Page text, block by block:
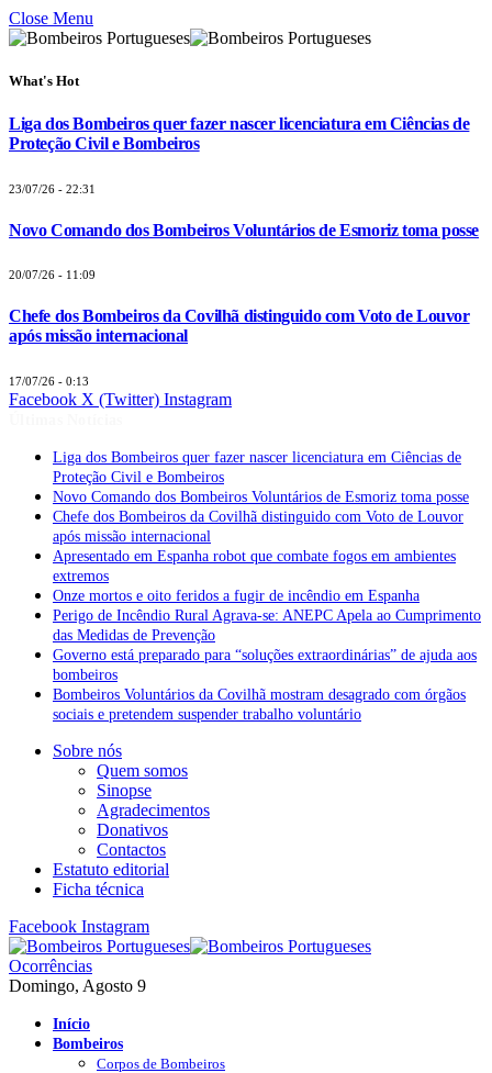
Close Menu
What's Hot
Liga dos Bombeiros quer fazer nascer licenciatura em Ciências de
Proteção Civil e Bombeiros
23/07/26 - 22:31
Novo Comando dos Bombeiros Voluntários de Esmoriz toma posse
20/07/26 - 11:09
Chefe dos Bombeiros da Covilhã distinguido com Voto de Louvor
após missão internacional
17/07/26 - 0:13
Facebook X (Twitter) Instagram
Liga dos Bombeiros quer fazer nascer licenciatura em Ciências de
Proteção Civil e Bombeiros
Novo Comando dos Bombeiros Voluntários de Esmoriz toma posse
Chefe dos Bombeiros da Covilhã distinguido com Voto de Louvor
após missão internacional
Apresentado em Espanha robot que combate fogos em ambientes
extremos
Onze mortos e oito feridos a fugir de incêndio em Espanha
Perigo de Incêndio Rural Agrava-se: ANEPC Apela ao Cumprimento
das Medidas de Prevenção
Governo está preparado para “soluções extraordinárias” de ajuda aos
bombeiros
Bombeiros Voluntários da Covilhã mostram desagrado com órgãos
sociais e pretendem suspender trabalho voluntário
Sobre nós
Quem somos
Sinopse
Agradecimentos
Donativos
Contactos
Estatuto editorial
Ficha técnica
Facebook Instagram
Ocorrências
Domingo, Agosto 9
Início
Bombeiros
Corpos de Bombeiros